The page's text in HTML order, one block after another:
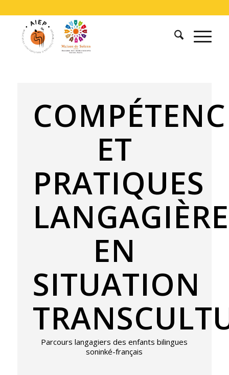
ET
PRATIQUES
EN
SITUATION
Parcours langagiers des enfants bilingues
soninké-français